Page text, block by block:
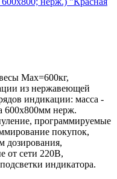
Мах=600кг,
из нержавеющей
индикации: масса -
600х800мм нерж.
программируемые
покупок,
дозирования,
от сети 220В,
индикатора.